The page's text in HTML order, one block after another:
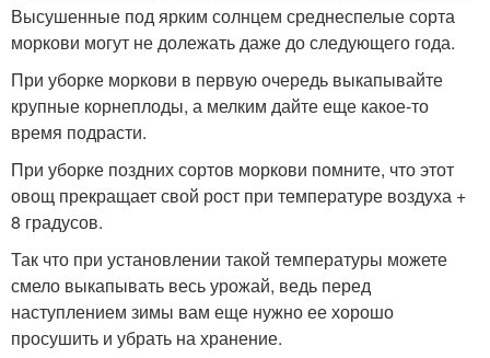
Высушенные под ярким солнцем среднеспелые сорта
моркови могут не долежать даже до следующего года.
При уборке моркови в первую очередь выкапывайте
крупные корнеплоды, а мелким дайте еще какое-то
время подрасти.
При уборке поздних сортов моркови помните, что этот
овощ прекращает свой рост при температуре воздуха +
8 градусов.
Так что при установлении такой температуры можете
смело выкапывать весь урожай, ведь перед
наступлением зимы вам еще нужно ее хорошо
просушить и убрать на хранение.